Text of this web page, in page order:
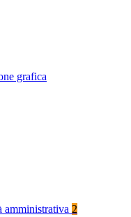
grafica
amministrativa 2